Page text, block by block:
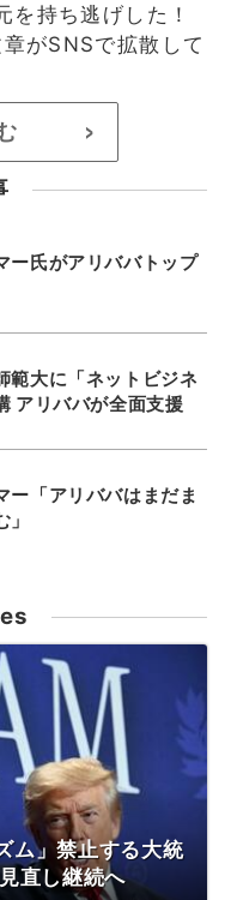
持ち逃げした！
がSNSで拡散して
>
ー氏がアリババトップ
範大に「ネットビジネ
アリババが全面支援
ー「アリババはまだま
ム」禁止する大統
直し継続へ